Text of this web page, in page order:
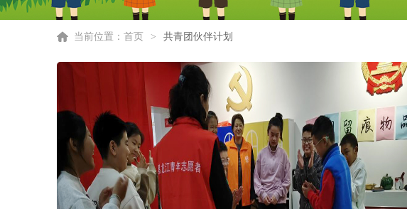
当前位置： 首页 > 共青团伙伴计划